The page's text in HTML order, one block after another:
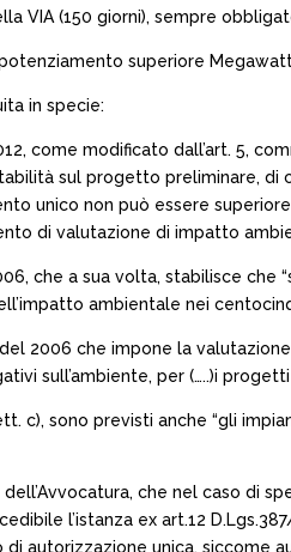
VIA (150 giorni), sempre
superiore
in specie:
come modificato dall’art. 5,
sul progetto preliminare, di
unico non può essere
di valutazione di impatto
che a sua volta, stabilisce
ambientale nei
2006 che impone la
sull’ambiente, per (…..)i
c), sono previsti anche “gli
che nel caso di
l’istanza ex art.12
autorizzazione unica, siccome